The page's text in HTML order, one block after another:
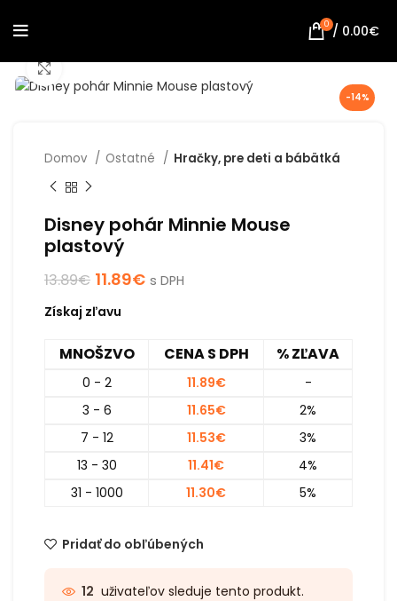
0 / 0.00€
-14%
Domov Ostatné Hračky, pre deti a bábätká
Disney pohár Minnie Mouse
plastový
13.89€ 11.89€ s DPH
Získaj zľavu
MNOŠZVO CENA S DPH % ZĽAVA
0 - 2 11.89€
-
3 - 6
11.65€
2%
7 - 12
11.53€
3%
13 - 30
11.41€
4%
31 - 1000
11.30€ 5%
Pridať do obľúbených
12 uživateľov sleduje tento produkt.